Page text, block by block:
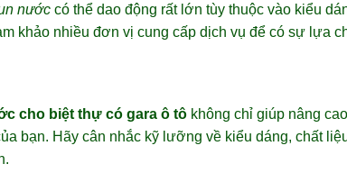
nước có thể dao động rất lớn tùy thuộc vào kiểu
khảo nhiều đơn vị cung cấp dịch vụ để có sự lựa
cho biệt thự có gara ô tô không chỉ giúp nâng
bạn. Hãy cân nhắc kỹ lưỡng về kiểu dáng, chất